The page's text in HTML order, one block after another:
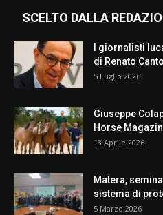
SCELTO DALLA
I giornalisti
di Renato
5 Luglio 2026
Giuseppe
Horse
13 Aprile 2026
Matera,
sistema di
5 Marzo 2026